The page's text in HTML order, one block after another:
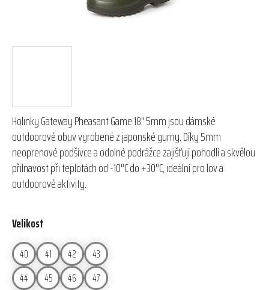
Holinky Gateway Pheasant Game 18" 5mm jsou dámské
outdoorové obuv vyrobené z japonské gumy. Díky 5mm
neoprenové podšívce a odolné podrážce zajišťují pohodlí a skvělou
přilnavost při teplotách od -10°C do +30°C, ideální pro lov a
outdoorové aktivity.
Velikost
40 41 42
43
44
45 46
47